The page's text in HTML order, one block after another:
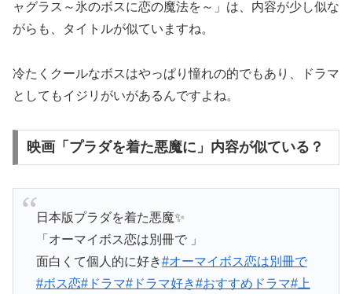
ャグラス～氷のボスに恋の魔法を～」は、内容が少し似な
がらも、タイトルが似ていますね。
冷たくクールなボスはやっぱり憧れの的でもあり、ドラマ
としてもイジリがいがあるんですよね。
映画「プラダを着た悪魔に」内容が似ている？
日本版プラダを着た悪魔✨
「オーマイボス恋は別冊で 」
面白くて個人的に好き#オーマイボス恋は別冊で
#ボス恋#ドラマ#ドラマ好き#おすすめドラマ#上